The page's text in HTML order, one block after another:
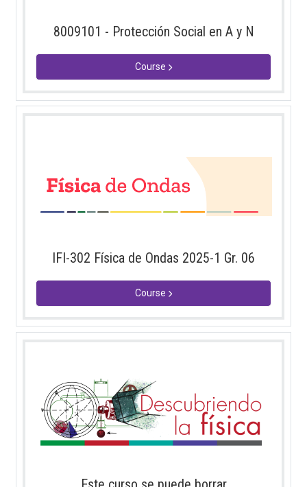
8009101 - Protección Social en A y N
Course
IFI-302 Física de Ondas 2025-1 Gr. 06
Course